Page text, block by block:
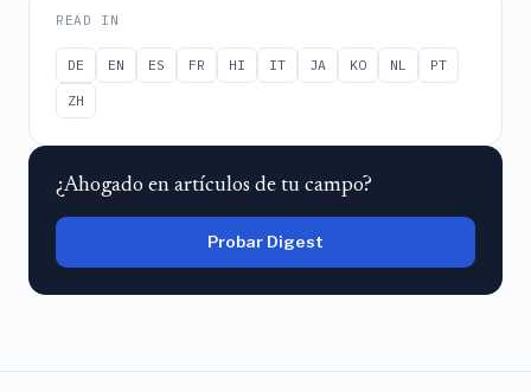
READ IN
DE EN ES FR HI IT JA KO NL
PT
ZH
¿Ahogado en artículos de tu campo?
Probar Digest